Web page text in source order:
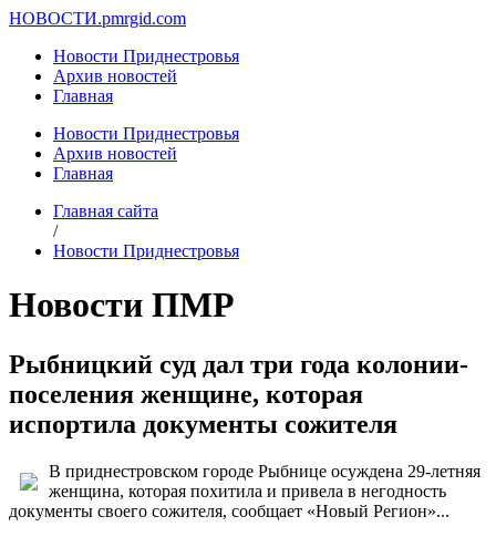
НОВОСТИ.pmrgid.com
Новости Приднестровья
Архив новостей
Главная
Новости Приднестровья
Архив новостей
Главная
Главная сайта
/
Новости Приднестровья
Новости ПМР
Рыбницкий суд дал три года колонии-
поселения женщине, которая
испортила документы сожителя
В приднестровском городе Рыбнице осуждена 29-летняя
женщина, которая похитила и привела в негодность
документы своего сожителя, сообщает «Новый Регион»...